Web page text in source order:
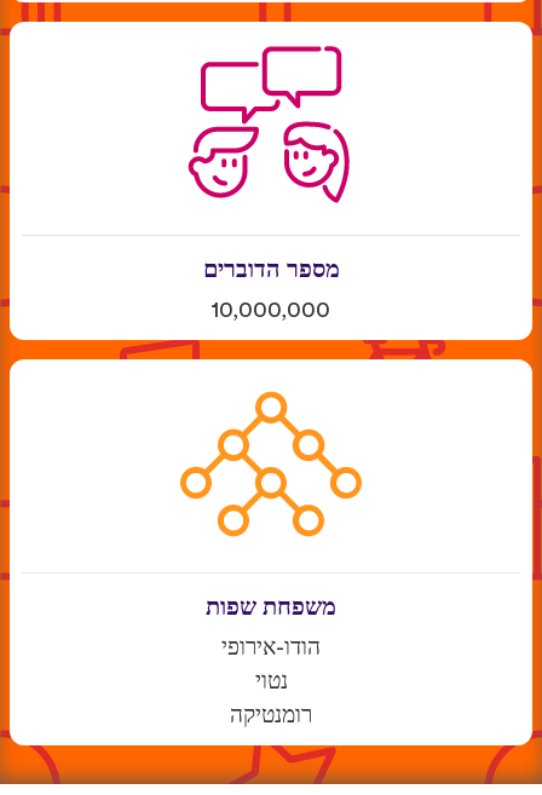
מספר הדוברים
10,000,000
משפחת שפות
הודו-אירופי
נטוי
רומנטיקה